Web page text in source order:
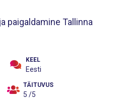
paigaldamine Tallinna
KEEL
Eesti
TÄITUVUS
5 /5